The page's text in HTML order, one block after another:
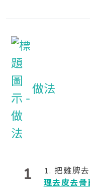
做法
1 1. 把雞脾
理去皮去